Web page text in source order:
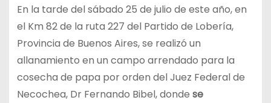
En la tarde del sábado 25 de julio de este año, en
el Km 82 de la ruta 227 del Partido de Lobería,
Provincia de Buenos Aires, se realizó un
allanamiento en un campo arrendado para la
cosecha de papa por orden del Juez Federal de
Necochea, Dr Fernando Bibel, donde se